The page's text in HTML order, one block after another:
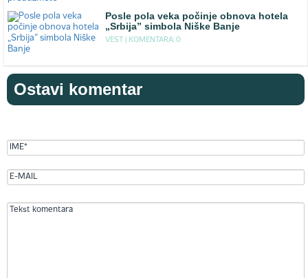
Posle pola veka počinje obnova hotela
„Srbija” simbola Niške Banje
VEST | KOMENTARA: 0
Ostavi komentar